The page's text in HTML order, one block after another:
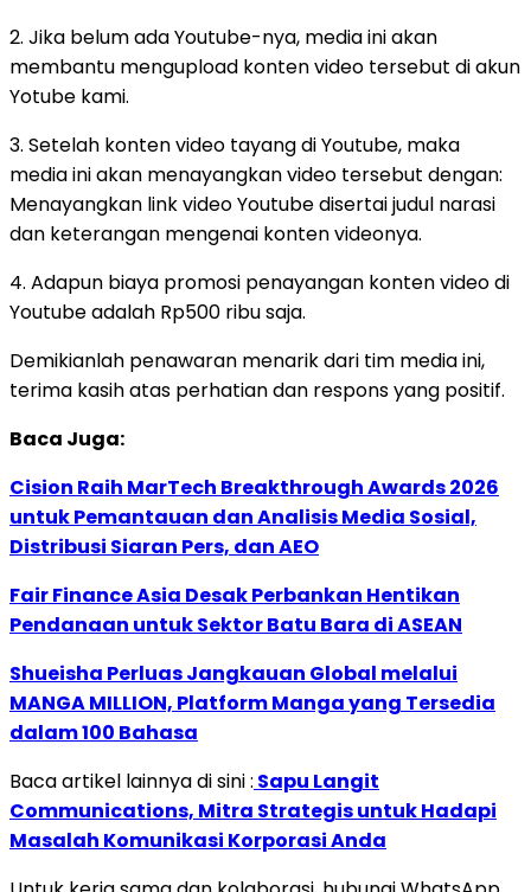
2. Jika belum ada Youtube-nya, media ini akan
membantu mengupload konten video tersebut di akun
Yotube kami.
3. Setelah konten video tayang di Youtube, maka
media ini akan menayangkan video tersebut dengan:
Menayangkan link video Youtube disertai judul narasi
dan keterangan mengenai konten videonya.
4. Adapun biaya promosi penayangan konten video di
Youtube adalah Rp500 ribu saja.
Demikianlah penawaran menarik dari tim media ini,
terima kasih atas perhatian dan respons yang positif.
Baca Juga:
Cision Raih MarTech Breakthrough Awards 2026
untuk Pemantauan dan Analisis Media Sosial,
Distribusi Siaran Pers, dan AEO
Fair Finance Asia Desak Perbankan Hentikan
Pendanaan untuk Sektor Batu Bara di ASEAN
Shueisha Perluas Jangkauan Global melalui
MANGA MILLION, Platform Manga yang Tersedia
dalam 100 Bahasa
Baca artikel lainnya di sini : Sapu Langit
Communications, Mitra Strategis untuk Hadapi
Masalah Komunikasi Korporasi Anda